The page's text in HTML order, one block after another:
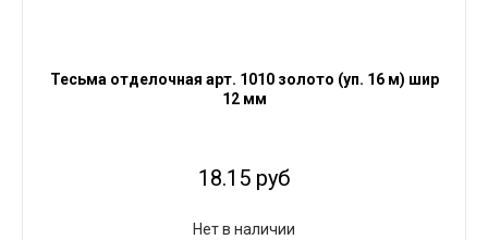
Тесьма отделочная арт. 1010 золото (уп. 16 м) шир
12 мм
18.15 руб
Нет в наличии